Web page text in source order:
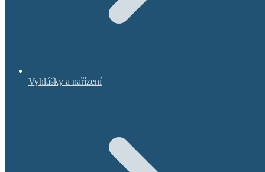
Vyhlášky a nařízení